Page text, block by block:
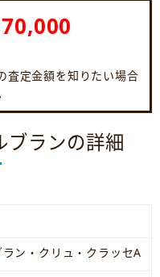
査定金額を知りたい場合
ブランの詳細
ン・クリュ・クラッセA